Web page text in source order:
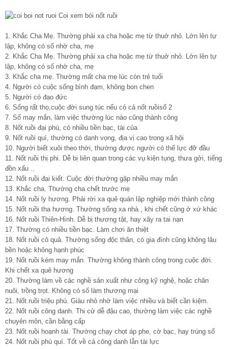
1. Khắc Cha Mẹ. Thường phải xa cha hoặc mẹ từ thuở nhỏ. Lớn lên tự
lập, không có số nhờ cha, mẹ
2. Khắc Cha Mẹ. Thường phải xa cha hoặc mẹ từ thuở nhỏ. Lớn lên tự
lập, không có số nhờ cha, mẹ
3. Khắc cha mẹ. Thường mất cha mẹ lúc còn trẻ tuổi
4. Người có cuộc sống bình đạm, không bon chen
5. Người có đạo đức
6. Sống rất thọ,cuộc đời sung túc nếu có cả nốt ruồisố 2
7. Số may mắn, làm việc thường lúc nào cũng thành công
8. Nốt ruồi đại phú, có nhiều tiền bạc, tài của
9. Nốt ruồi quí, thường có danh vọng, địa vị cao trong xã hội
10. Người biết xuôi theo thời, thường được người có thế lực đỡ đầu
11. Nốt ruồi thị phi. Dễ bị liên quan trong các vụ kiện tụng, thưa gởi, tiếng
đồn xấu ..
12. Nốt ruồi đại kiết. Cuộc đời thường gặp nhiều may mắn
13. Khắc cha. Thường cha chết trước mẹ
14. Nốt ruồi ly hương. Phải rời xa quê quán lập nghiệp mới thành công
15. Nốt ruồi tha hương. Thường sống xa nhà , khi chết cũng ở xứ khác
16. Nốt ruồi Thiên-Hình. Dễ bị thương tật, hay xãy ra tai nạn
17. Thường có nhiều tiền bạc. Làm chơi ăn thiệt
18. Nốt ruồi cô quả. Thường sống độc thân, có gia đình cũng không lâu
bền hoặc không hạnh phúc
19. Nốt ruồi kém may mắn. Thường không thành công trong cuộc đời.
Khi chết xa quê hương
20. Thường làm về các nghề sản xuất như công kỹ nghệ, hoặc chăn
nuôi, trồng trọt. Không có số làm thương mại
21. Nốt ruồi triệu phú. Giàu nhỏ nhờ làm việc nhiều và biết cần kiệm.
22. Nốt ruồi công danh. Thi cử dễ đậu cao, thường làm việc các nghề
chuyên môn, cần bằng cấp
23. Nốt ruồi hoạnh tài. Thường chạy chọt áp phe, cờ bạc, hay trúng số
24. Nốt ruồi phú quí. Tốt về cả công danh lẫn tài lực